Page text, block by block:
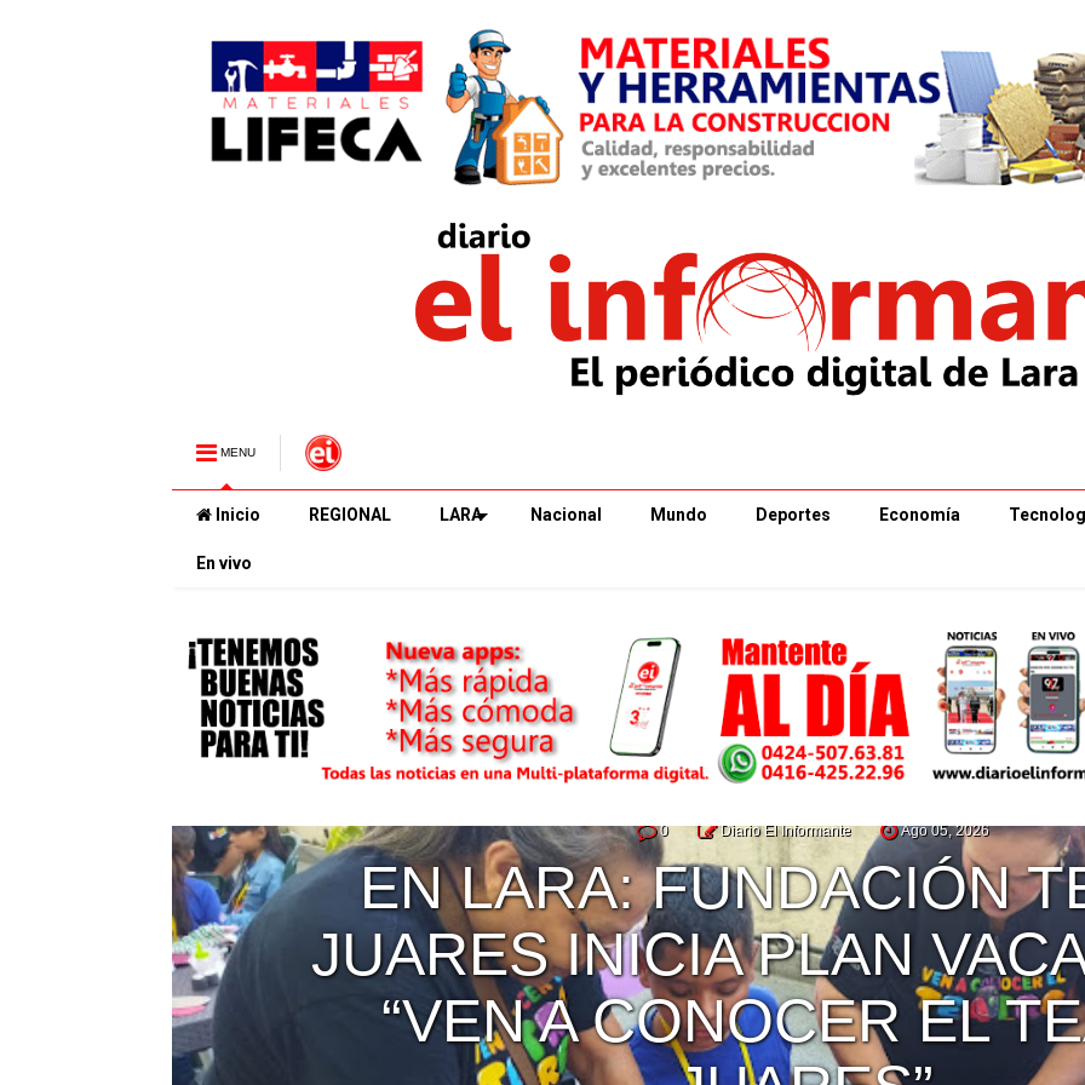
MENU
Inicio REGIONAL LARA Nacional Mundo Deportes Economía
En vivo
0 Diario El Informante Ago 05, 2026
EN LARA: FUNDACIÓN
JUARES INICIA PLAN
“VEN A CONOCER EL